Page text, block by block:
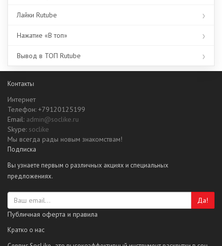
Лайки Rutube
Нажатие «В топ»
Вывод в ТОП Rutube
Контакты
Интернет
Телефон: +79120125199
Email: admin@soclike.ru
Skype: soclike
Мы всегда рады новым знакомствам!
Подписка
Вы узнаете первым о различных акциях и специальных
предложениях.
Да!
Публичная оферта и правила
Кратко о нас